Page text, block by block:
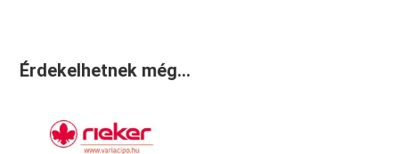
Érdekelhetnek még…